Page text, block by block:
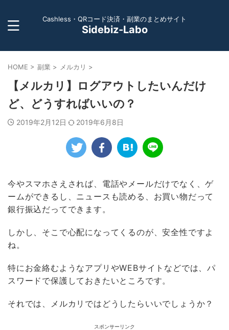
Cashless・QRコード決済・副業のまとめサイト
Sidebiz-Labo
HOME > 副業 > メルカリ >
【メルカリ】ログアウトしたいんだけ
ど、どうすればいいの？
2019年2月12日 2019年6月8日
今やスマホさえされば、電話やメールだけでなく、ゲ
ームができるし、ニュースも読める、お買い物だって
銀行振込だってできます。
しかし、そこで心配になってくるのが、安全性ですよ
ね。
特にお金絡むようなアプリやWEBサイトなどでは、パ
スワードで保護しておきたいところです。
それでは、メルカリではどうしたらいいでしょうか？
スポンサーリンク